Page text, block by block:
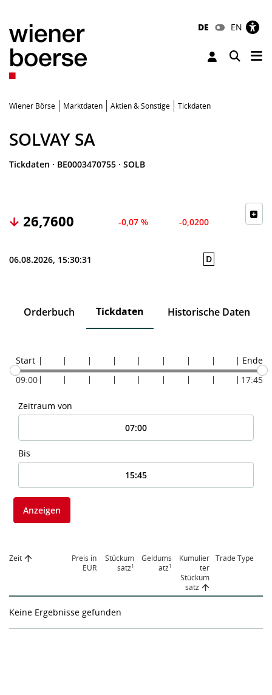
DE EN
Toggle
Wiener Börse Marktdaten Aktien & Sonstige Tickdaten
SOLVAY SA
Tickdaten · BE0003470755 · SOLB
26,7600 -0,07 % -0,0200
06.08.2026, 15:30:31 D
Orderbuch Tickdaten Historische Daten
Start
09:00
Ende
17:45
Zeitraum von
Bis
Anzeigen
Zeit
Preis in
EUR
Stückum
satz1
Geldums
atz1
Kumulier
ter
Stückum
satz
Trade Type
Keine Ergebnisse gefunden